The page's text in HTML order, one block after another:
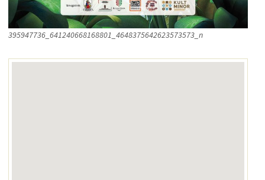
395947736_641240668168801_4648375642623573573_n